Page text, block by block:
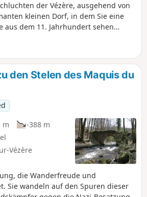
der Vézère, ausgehend von
kleinen Dorf, in dem Sie eine
aus dem 11. Jahrhundert sehen
wurde. Auf dieser Strecke kommen
(1840) vorbei, überqueren
bekannt als Pont des
Fachwerkhäuser. Etwas weiter
ehemalige Karderie.
den Stelen des Maquis du
m
-388 m
Vézère
die Wanderfreude und
Sie wandeln auf den Spuren dieser